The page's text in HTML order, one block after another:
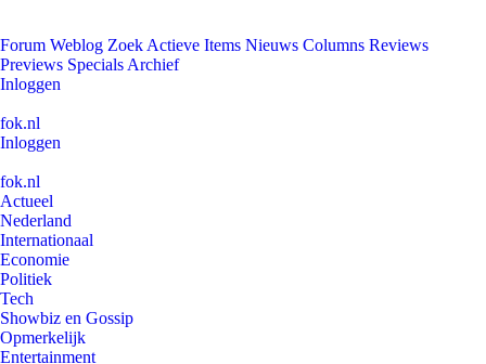
Forum Weblog Zoek Actieve Items Nieuws Columns Reviews
Previews Specials Archief
Inloggen
fok.nl
Inloggen
fok.nl
Actueel
Nederland
Internationaal
Economie
Politiek
Tech
Showbiz en Gossip
Opmerkelijk
Entertainment